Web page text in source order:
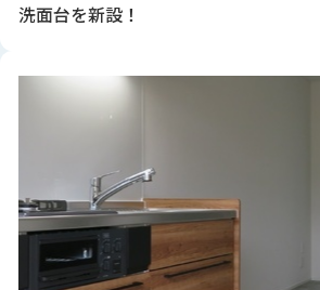
洗面台を新設！